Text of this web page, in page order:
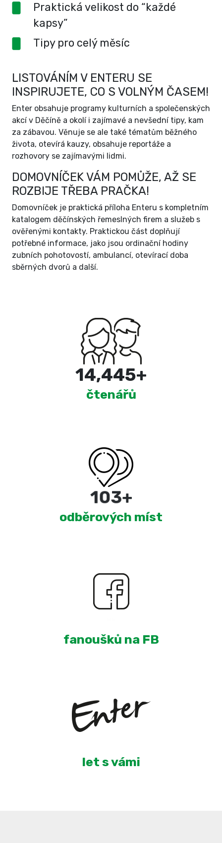
Praktická velikost do “každé
kapsy”
Tipy pro celý měsíc
LISTOVÁNÍM V ENTERU SE
INSPIRUJETE, CO S VOLNÝM ČASEM!
Enter obsahuje programy kulturních a společenských
akcí v Děčíně a okolí i zajímavé a nevšední tipy, kam
za zábavou. Věnuje se ale také tématům běžného
života, otevírá kauzy, obsahuje reportáže a
rozhovory se zajímavými lidmi.
DOMOVNÍČEK VÁM POMŮŽE, AŽ SE
ROZBIJE TŘEBA PRAČKA!
Domovníček je praktická příloha Enteru s kompletním
katalogem děčínských řemeslných firem a služeb s
ověřenými kontakty. Praktickou část doplňují
potřebné informace, jako jsou ordinační hodiny
zubních pohotovostí, ambulancí, otevírací doba
sběrných dvorů a další.
15,000+
čtenářů
180+
odběrových míst
fanoušků na FB
let s vámi